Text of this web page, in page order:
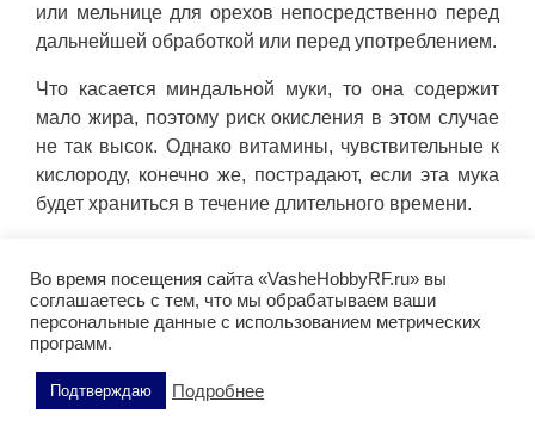
или мельнице для орехов непосредственно перед
дальнейшей обработкой или перед употреблением.
Что касается миндальной муки, то она содержит
мало жира, поэтому риск окисления в этом случае
не так высок. Однако витамины, чувствительные к
кислороду, конечно же, пострадают, если эта мука
будет храниться в течение длительного времени.
меню в форме миндального масла. Храните его в
темном и прохладном месте. После открытия
поместите масло из миндаля в холодильник.
Во время посещения сайта «VasheHobbyRF.ru» вы
соглашаетесь с тем, что мы обрабатываем ваши
персональные данные с использованием метрических
программ.
Подтверждаю Подробнее